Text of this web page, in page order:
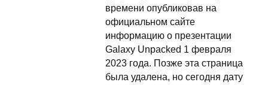
времени опубликовав на
официальном сайте
информацию о презентации
Galaxy Unpacked 1 февраля
2023 года. Позже эта страница
была удалена, но сегодня дату